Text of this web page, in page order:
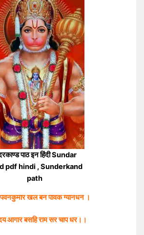
पाठ इन हिंदी Sundar
pdf hindi , Sunderkand
path
खल बन पावक ग्यानधन ।
आगार बसहि राम सर चाप धर। ।